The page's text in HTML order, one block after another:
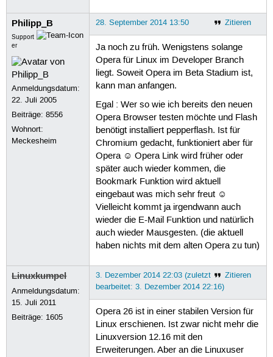
Philipp_B
Support
er
Anmeldungsdatum:
22. Juli 2005
Beiträge:8556
Wohnort:
Meckesheim
Zitieren
28. September 2014 13:50
Ja noch zu früh. Wenigstens solange
Opera für Linux im Developer Branch
liegt. Soweit Opera im Beta Stadium ist,
kann man anfangen.
Egal : Wer so wie ich bereits den neuen
Opera Browser testen möchte und Flash
benötigt installiert pepperflash. Ist für
Chromium gedacht, funktioniert aber für
Opera ☺ Opera Link wird früher oder
später auch wieder kommen, die
Bookmark Funktion wird aktuell
eingebaut was mich sehr freut ☺
Vielleicht kommt ja irgendwann auch
wieder die E-Mail Funktion und natürlich
auch wieder Mausgesten. (die aktuell
haben nichts mit dem alten Opera zu tun)
Linuxkumpel
Anmeldungsdatum:
15. Juli 2011
Beiträge: 1605
Zitieren
3. Dezember 2014 22:03 (zuletzt
bearbeitet: 3. Dezember 2014 22:16)
Opera 26 ist in einer stabilen Version für
Linux erschienen. Ist zwar nicht mehr die
Linuxversion 12.16 mit den
Erweiterungen. Aber an die Linuxuser